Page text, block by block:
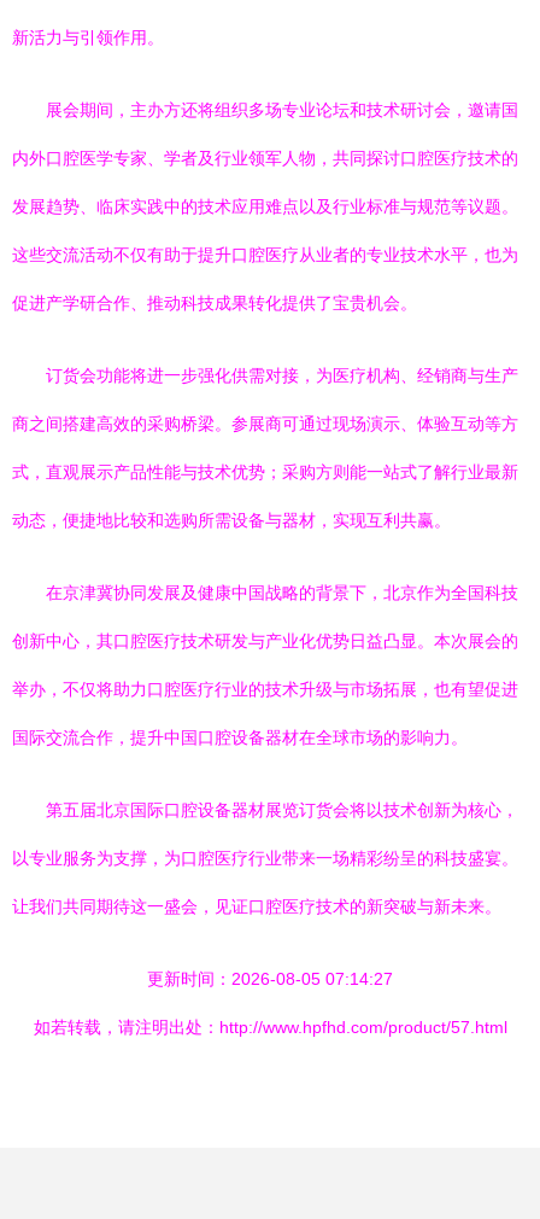
新活力与引领作用。
展会期间，主办方还将组织多场专业论坛和技术研讨会，邀请国
内外口腔医学专家、学者及行业领军人物，共同探讨口腔医疗技术的
发展趋势、临床实践中的技术应用难点以及行业标准与规范等议题。
这些交流活动不仅有助于提升口腔医疗从业者的专业技术水平，也为
促进产学研合作、推动科技成果转化提供了宝贵机会。
订货会功能将进一步强化供需对接，为医疗机构、经销商与生产
商之间搭建高效的采购桥梁。参展商可通过现场演示、体验互动等方
式，直观展示产品性能与技术优势；采购方则能一站式了解行业最新
动态，便捷地比较和选购所需设备与器材，实现互利共赢。
在京津冀协同发展及健康中国战略的背景下，北京作为全国科技
创新中心，其口腔医疗技术研发与产业化优势日益凸显。本次展会的
举办，不仅将助力口腔医疗行业的技术升级与市场拓展，也有望促进
国际交流合作，提升中国口腔设备器材在全球市场的影响力。
第五届北京国际口腔设备器材展览订货会将以技术创新为核心，
以专业服务为支撑，为口腔医疗行业带来一场精彩纷呈的科技盛宴。
让我们共同期待这一盛会，见证口腔医疗技术的新突破与新未来。
更新时间：2026-08-05 07:14:27
如若转载，请注明出处：http://www.hpfhd.com/product/57.html